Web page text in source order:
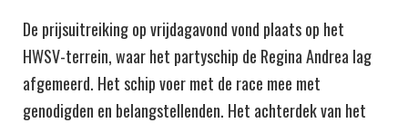
De prijsuitreiking op vrijdagavond vond plaats op het
HWSV-terrein, waar het partyschip de Regina Andrea lag
afgemeerd. Het schip voer met de race mee met
genodigden en belangstellenden. Het achterdek van het